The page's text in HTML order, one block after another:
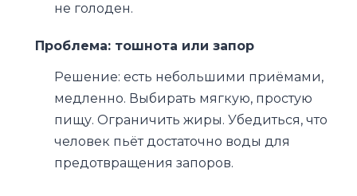
не голоден.
Проблема: тошнота или запор
Решение: есть небольшими приёмами,
медленно. Выбирать мягкую, простую
пищу. Ограничить жиры. Убедиться, что
человек пьёт достаточно воды для
предотвращения запоров.